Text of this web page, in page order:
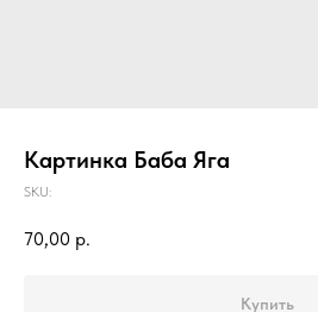
Картинка Баба Яга
SKU:
70,00 р.
Купить